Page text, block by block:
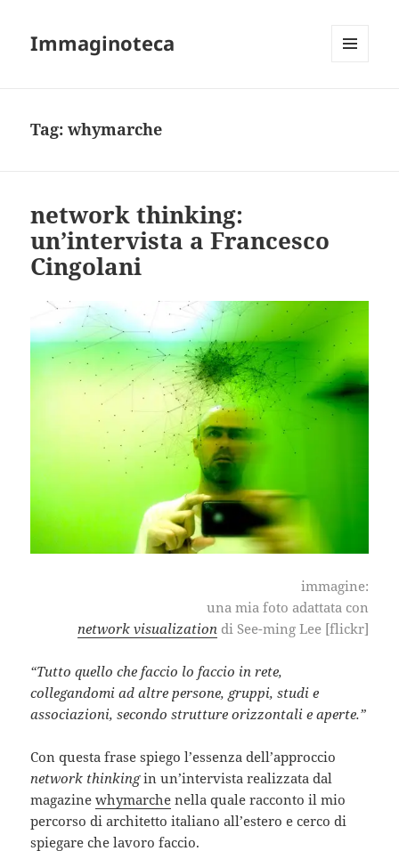
Immaginoteca
Tag:whymarche
network thinking:
un’intervista a Francesco
Cingolani
immagine:
una mia foto adattata con
network visualizationdi See-ming Lee [flickr]
“Tutto quello che faccio lo faccio in rete,
collegandomi ad altre persone, gruppi, studi e
associazioni, secondo strutture orizzontali e aperte.”
Con questa frase spiego l’essenza dell’approccio
network thinkingin un’intervista realizzata dal
magazinewhymarche nella quale racconto il mio
percorso di architetto italiano all’estero e cerco di
spiegare che lavoro faccio.